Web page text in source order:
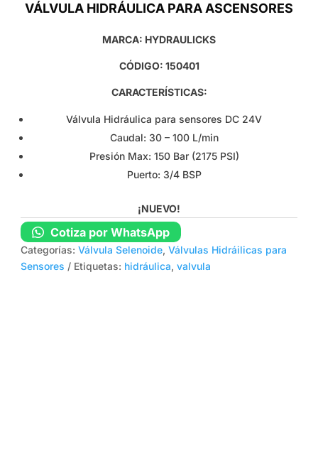
VÁLVULA HIDRÁULICA PARA ASCENSORES
MARCA: HYDRAULICKS
CÓDIGO: 150401
CARACTERÍSTICAS:
Válvula Hidráulica para sensores DC 24V
Caudal: 30 – 100 L/min
Presión Max: 150 Bar (2175 PSI)
Puerto: 3/4 BSP
¡NUEVO!
Cotiza por WhatsApp
Categorías:Válvula Selenoide,Válvulas Hidráilicas para
Sensores
Etiquetas: hidráulica,valvula